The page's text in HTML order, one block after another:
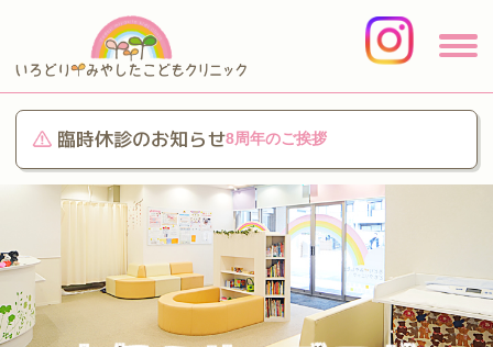
臨時休診のお知らせ8周年のご挨拶